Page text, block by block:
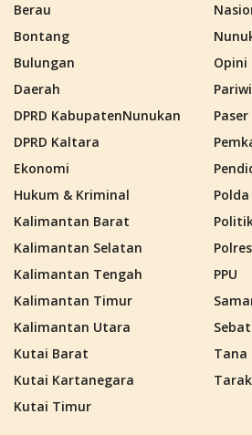
Berau
Bontang
Bulungan
Daerah
DPRD KabupatenNunukan
DPRD Kaltara
Ekonomi
Hukum & Kriminal
Kalimantan Barat
Kalimantan Selatan
Kalimantan Tengah
Kalimantan Timur
Kalimantan Utara
Kutai Barat
Kutai Kartanegara
Kutai Timur
Opini
Paser
PPU
Tana